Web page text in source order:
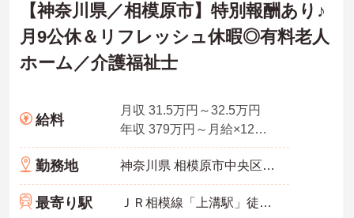
【神奈川県／相模原市】特別報酬あり♪
月9公休＆リフレッシュ休暇◎有料老人
ホーム／介護福祉士
給料
月収 31.5万円～32.5万円
年収 379万円～月給×12ヶ月（賞与別）
勤務地 神奈川県 相模原市中央区 上溝5-14-28
最寄り駅 ＪＲ相模線「上溝駅」徒歩4分